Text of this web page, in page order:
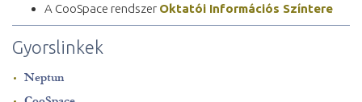
A CooSpace rendszer Oktatói Információs Színtere
Gyorslinkek
Neptun